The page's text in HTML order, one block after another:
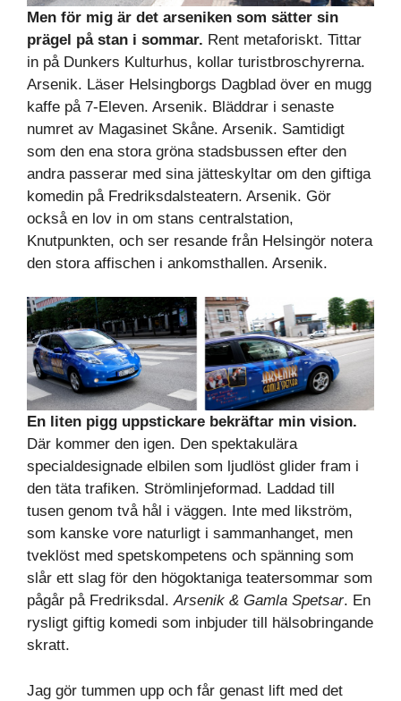
Men för mig är det arseniken som sätter sin
prägel på stan i sommar. Rent metaforiskt. Tittar
in på Dunkers Kulturhus, kollar turistbroschyrerna.
Arsenik. Läser Helsingborgs Dagblad över en mugg
kaffe på 7-Eleven. Arsenik. Bläddrar i senaste
numret av Magasinet Skåne. Arsenik. Samtidigt
som den ena stora gröna stadsbussen efter den
andra passerar med sina jätteskyltar om den giftiga
komedin på Fredriksdalsteatern. Arsenik. Gör
också en lov in om stans centralstation,
Knutpunkten, och ser resande från Helsingör notera
den stora affischen i ankomsthallen. Arsenik.
En liten pigg uppstickare bekräftar min vision.
Där kommer den igen. Den spektakulära
specialdesignade elbilen som ljudlöst glider fram i
den täta trafiken. Strömlinjeformad. Laddad till
tusen genom två hål i väggen. Inte med likström,
som kanske vore naturligt i sammanhanget, men
tveklöst med spetskompetens och spänning som
slår ett slag för den högoktaniga teatersommar som
pågår på Fredriksdal.Arsenik & Gamla Spetsar. En
rysligt giftig komedi som inbjuder till hälsobringande
skratt.
Jag gör tummen upp och får genast lift med det